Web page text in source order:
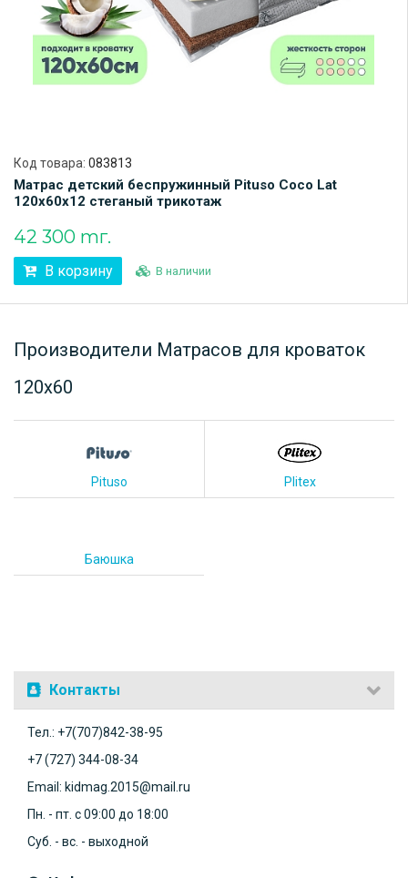
Код товара: 083813
Матрас детский беспружинный Pituso Coco Lat
120х60х12 стеганый трикотаж
42 300 тг.
В корзину В наличии
Производители Матрасов для кроваток
120х60
Pituso Plitex
Баюшка
Контакты
Тел.: +7(707)842-38-95
+7 (727) 344-08-34
Email: kidmag.2015@mail.ru
Пн. - пт. с 09:00 до 18:00
Суб. - вс. - выходной